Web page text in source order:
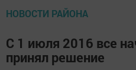
НОВОСТИ РАЙОНА
С 1 июля 2016 все
принял решение